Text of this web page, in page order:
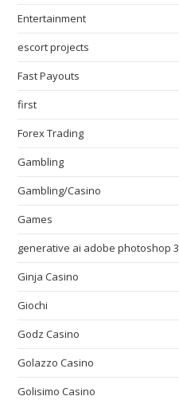
Entertainment
escort projects
Fast Payouts
first
Forex Trading
Gambling
Gambling/Casino
Games
generative ai adobe photoshop 3
Ginja Casino
Giochi
Godz Casino
Golazzo Casino
Golisimo Casino